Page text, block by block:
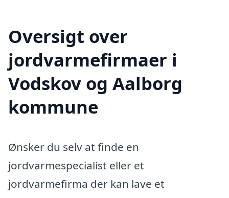
Oversigt over
jordvarmefirmaer i
Vodskov og Aalborg
kommune
Ønsker du selv at finde en
jordvarmespecialist eller et
jordvarmefirma der kan lave et